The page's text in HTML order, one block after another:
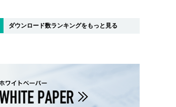
ダウンロード数ランキングをもっと見る